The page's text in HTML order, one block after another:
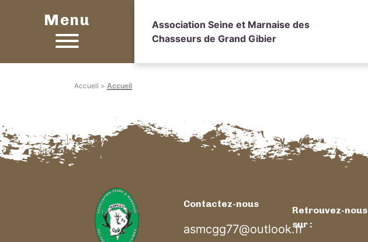
Menu
Association Seine et Marnaise des
Chasseurs de Grand Gibier
Accueil > Accueil
Contactez-nous
asmcgg77@outlook.fr
Retrouvez-nous
sur :